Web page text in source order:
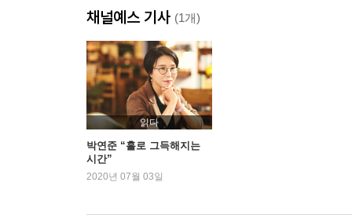
죽음을 산책시키는 여자
도서관에는 노인이 많다
누구에게나 지독한 저녁
사랑은 죽은 이빨
합정역
외국어로 모국어를 설명하는 일
이파리가 나무에서 멀어지는 일을 가을이라 부른다
캥거루
채널예스 기사 (1개)
읽다
박연준 “홀로 그득해지는
시간”
2020년 07월 03일